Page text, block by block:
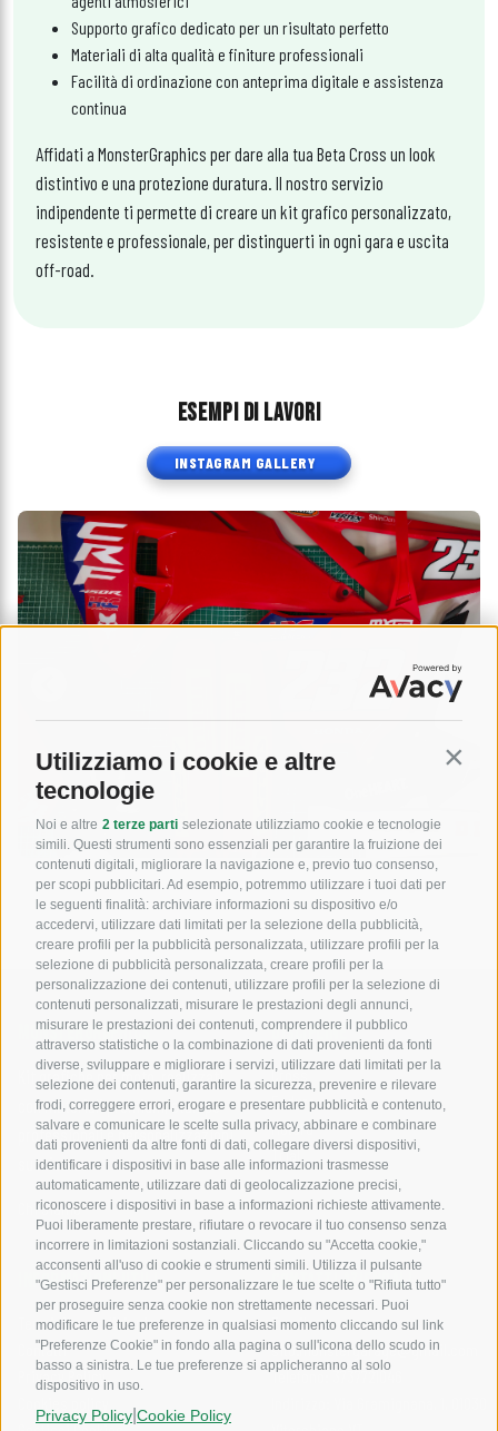
Utilizziamo i cookie e altre
tecnologie
Noi e altre 2 terze parti selezionate utilizziamo cookie e tecnologie
simili. Questi strumenti sono essenziali per garantire la fruizione dei
contenuti digitali, migliorare la navigazione e, previo tuo consenso,
per scopi pubblicitari. Ad esempio, potremmo utilizzare i tuoi dati per
le seguenti finalità: archiviare informazioni su dispositivo e/o
accedervi, utilizzare dati limitati per la selezione della pubblicità,
creare profili per la pubblicità personalizzata, utilizzare profili per la
selezione di pubblicità personalizzata, creare profili per la
personalizzazione dei contenuti, utilizzare profili per la selezione di
contenuti personalizzati, misurare le prestazioni degli annunci,
misurare le prestazioni dei contenuti, comprendere il pubblico
attraverso statistiche o la combinazione di dati provenienti da fonti
diverse, sviluppare e migliorare i servizi, utilizzare dati limitati per la
selezione dei contenuti, garantire la sicurezza, prevenire e rilevare
frodi, correggere errori, erogare e presentare pubblicità e contenuto,
salvare e comunicare le scelte sulla privacy, abbinare e combinare
dati provenienti da altre fonti di dati, collegare diversi dispositivi,
identificare i dispositivi in base alle informazioni trasmesse
automaticamente, utilizzare dati di geolocalizzazione precisi,
riconoscere i dispositivi in base a informazioni richieste attivamente.
Puoi liberamente prestare, rifiutare o revocare il tuo consenso senza
incorrere in limitazioni sostanziali. Cliccando su "Accetta cookie,"
acconsenti all'uso di cookie e strumenti simili. Utilizza il pulsante
"Gestisci Preferenze" per personalizzare le tue scelte o "Rifiuta tutto"
per proseguire senza cookie non strettamente necessari. Puoi
modificare le tue preferenze in qualsiasi momento cliccando sul link
"Preferenze Cookie" in fondo alla pagina o sull'icona dello scudo in
basso a sinistra. Le tue preferenze si applicheranno al solo
dispositivo in uso.
Privacy Policy Cookie Policy
Supporto grafico dedicato per un risultato perfetto
Materiali di alta qualità e finiture professionali
Facilità di ordinazione con anteprima digitale e assistenza
continua
Affidati a MonsterGraphics per dare alla tua Beta Cross un look
distintivo e una protezione duratura. Il nostro servizio
indipendente ti permette di creare un kit grafico personalizzato,
resistente e professionale, per distinguerti in ogni gara e uscita
off-road.
ESEMPI DI LAVORI
INSTAGRAM GALLERY
MONSTERGRAPHICS
Kit grafiche per moto, realizzati
con materiali premium, stampe
professionali e personalizzazioni
su misura.
Chi Siamo
DISCIPLINE
Cross
Enduro
Motard
Trial
INFORMAZIONI UTILI
Termini e condizioni
Contatti
Privacy Policy
CONTATTI AZIENDALI
Email:
sito.monstergarage@gmail.com
Telefono: 3737721046